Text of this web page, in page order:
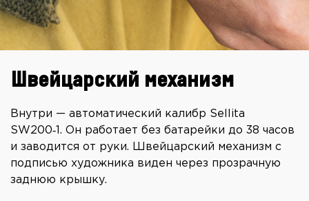
Швейцарский механизм
Внутри — автоматический калибр Sellita
SW200‑1. Он работает без батарейки до 38 часов
и заводится от руки. Швейцарский механизм с
подписью художника виден через прозрачную
заднюю крышку.